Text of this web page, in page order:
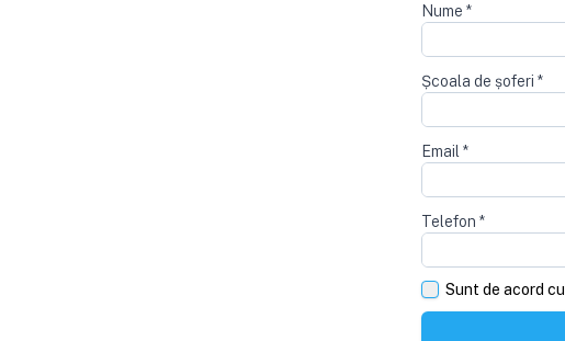
Nume *
Școala de șoferi *
Email *
Telefon *
Sunt de acord cu